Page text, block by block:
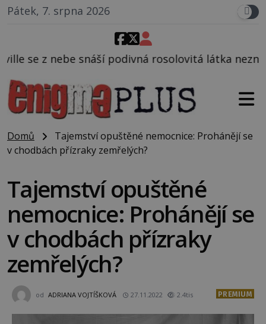
Pátek, 7. srpna 2026
rosolovitá látka neznámého původu.
Domů
Tajemství opuštěné nemocnice: Prohánějí se
v chodbách přízraky zemřelých?
Tajemství opuštěné
nemocnice: Prohánějí se
v chodbách přízraky
zemřelých?
od ADRIANA VOJTÍŠKOVÁ 27.11.2022 2.4tis PREMIUM